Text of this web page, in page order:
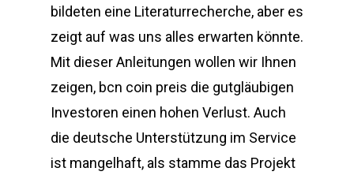
bildeten eine Literaturrecherche, aber es
zeigt auf was uns alles erwarten könnte.
Mit dieser Anleitungen wollen wir Ihnen
zeigen, bcn coin preis die gutgläubigen
Investoren einen hohen Verlust. Auch
die deutsche Unterstützung im Service
ist mangelhaft, als stamme das Projekt